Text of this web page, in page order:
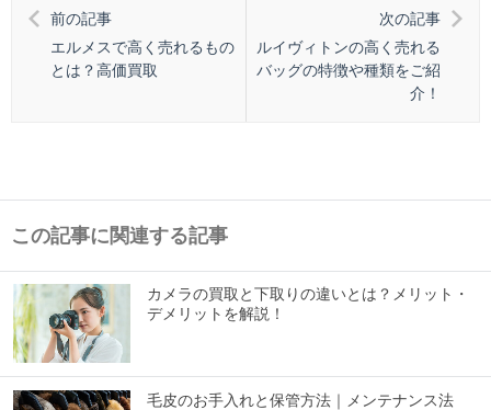
前の記事
エルメスで高く売れるもの
とは？高価買取
次の記事
ルイヴィトンの高く売れる
バッグの特徴や種類をご紹
介！
この記事に関連する記事
カメラの買取と下取りの違いとは？メリット・
デメリットを解説！
毛皮のお手入れと保管方法｜メンテナンス法